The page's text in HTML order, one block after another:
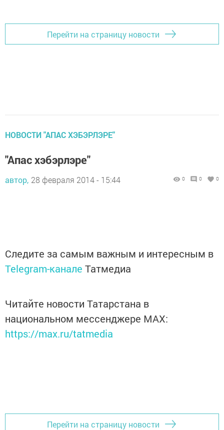
Перейти на страницу новости
НОВОСТИ "АПАС ХЭБЭРЛЭРЕ"
"Апас хэбэрлэре"
автор, 28 февраля 2014 - 15:44 0 0 0
Следите за самым важным и интересным в
Telegram-канале Татмедиа
Читайте новости Татарстана в
национальном мессенджере MАХ:
https://max.ru/tatmedia
Перейти на страницу новости